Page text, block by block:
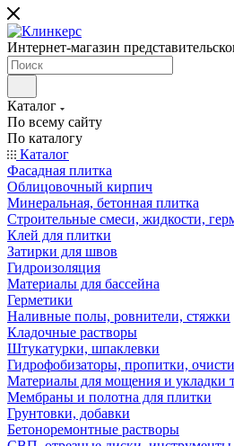
Интернет-магазин
Каталог
По всему сайту
По каталогу
Каталог
Фасадная плитка
Облицовочный кирпич
Минеральная, бетонная плитка
Строительные смеси, жидкости,
Клей для плитки
Затирки для швов
Гидроизоляция
Материалы для бассейна
Герметики
Наливные полы, ровнители, стяжки
Кладочные растворы
Штукатурки, шпаклевки
Гидрофобизаторы, пропитки,
Материалы для мощения и укладки
Мембраны и полотна для плитки
Грунтовки, добавки
Бетоноремонтные растворы